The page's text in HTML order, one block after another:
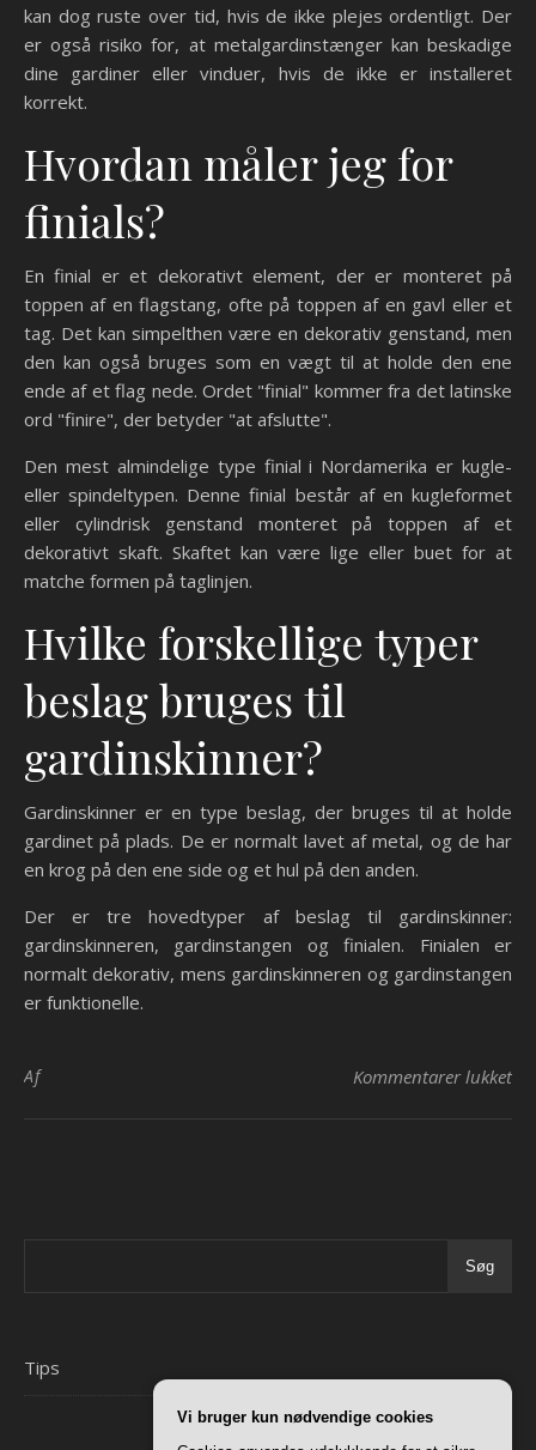
kan dog ruste over tid, hvis de ikke plejes ordentligt. Der
er også risiko for, at metalgardinstænger kan beskadige
dine gardiner eller vinduer, hvis de ikke er installeret
korrekt.
Hvordan måler jeg for
finials?
En finial er et dekorativt element, der er monteret på
toppen af en flagstang, ofte på toppen af en gavl eller et
tag. Det kan simpelthen være en dekorativ genstand, men
den kan også bruges som en vægt til at holde den ene
ende af et flag nede. Ordet "finial" kommer fra det latinske
ord "finire", der betyder "at afslutte".
Den mest almindelige type finial i Nordamerika er kugle-
eller spindeltypen. Denne finial består af en kugleformet
eller cylindrisk genstand monteret på toppen af et
dekorativt skaft. Skaftet kan være lige eller buet for at
matche formen på taglinjen.
Hvilke forskellige typer
beslag bruges til
gardinskinner?
Gardinskinner er en type beslag, der bruges til at holde
gardinet på plads. De er normalt lavet af metal, og de har
en krog på den ene side og et hul på den anden.
Der er tre hovedtyper af beslag til gardinskinner:
gardinskinneren, gardinstangen og finialen. Finialen er
normalt dekorativ, mens gardinskinneren og gardinstangen
er funktionelle.
Af Kommentarer lukkettil
Søg
Tips
Vi bruger kun nødvendige cookies